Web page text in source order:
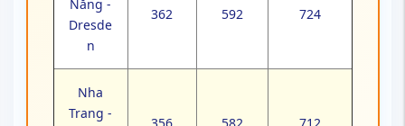
Nẵng -
Dresde
n
362 592 724
Nha
Trang -